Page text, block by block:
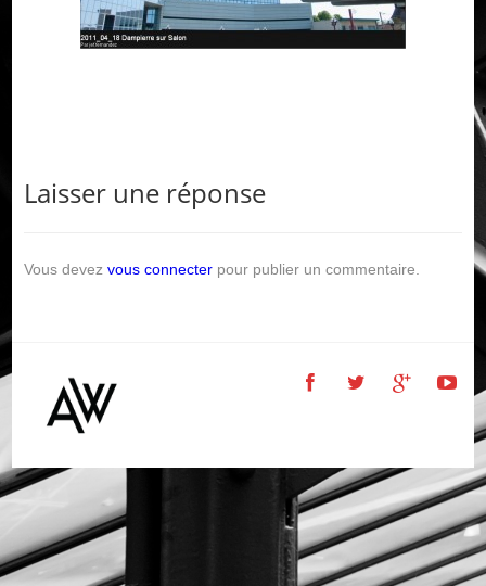
Laisser une réponse
Vous devez vous connecterpour publier un commentaire.